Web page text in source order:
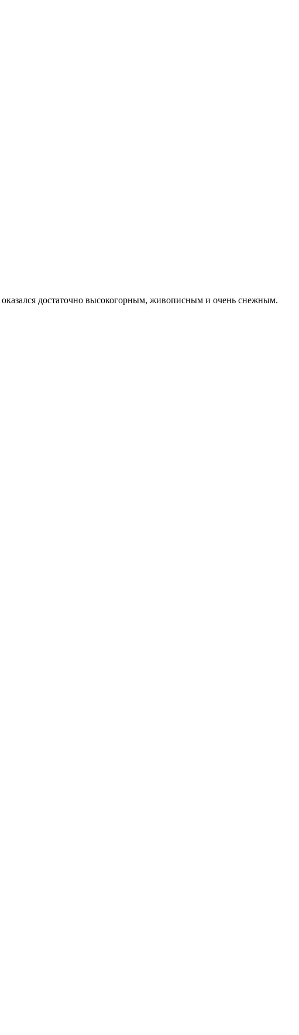
достаточно высокогорным, живописным и очень снежным.